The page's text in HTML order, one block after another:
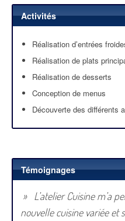
Activités
Réalisation d’entrées
Réalisation de plats
Réalisation de desserts
Conception de menus
Découverte des différents
Témoignages
» L’atelier Cuisine m’a
nouvelle cuisine variée et